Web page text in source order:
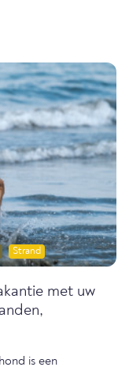
Strand
met uw
is een